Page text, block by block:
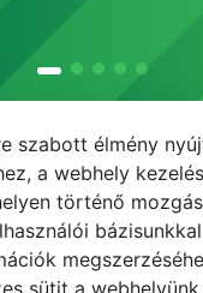
NEPTUN
Adatvédelem
szabott élmény
a webhely
történő
sütit a